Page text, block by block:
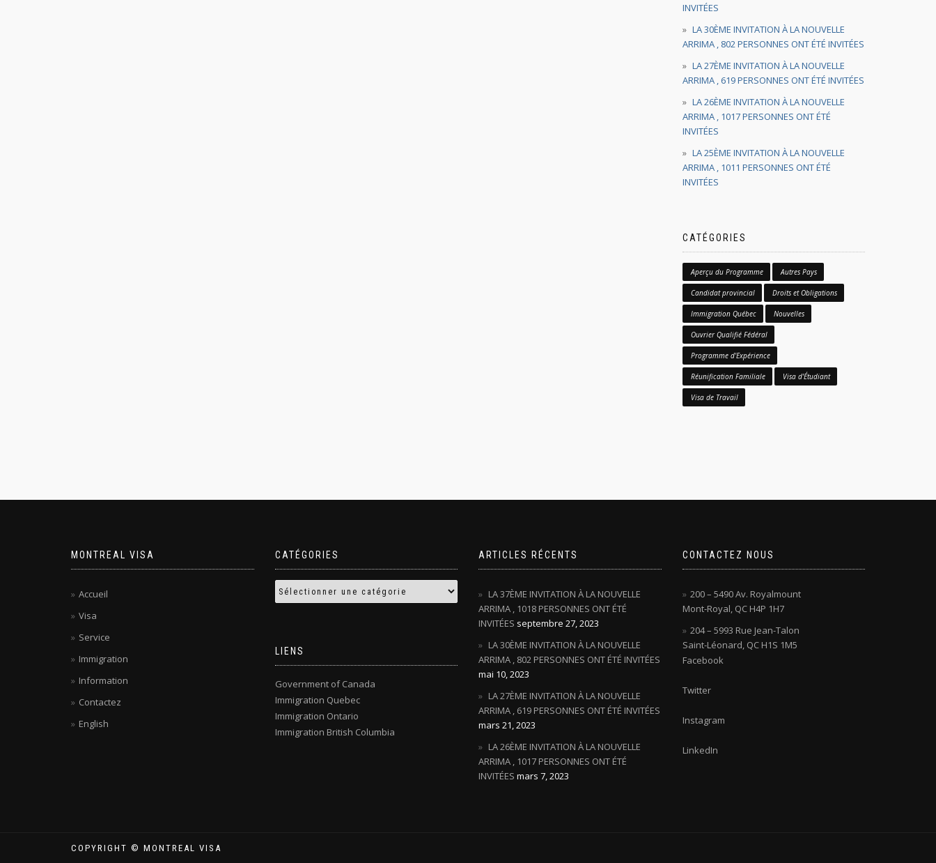
INVITÉES
LA 30ÈME INVITATION À LA NOUVELLE
ARRIMA , 802 PERSONNES ONT ÉTÉ INVITÉES
LA 27ÈME INVITATION À LA NOUVELLE
ARRIMA , 619 PERSONNES ONT ÉTÉ INVITÉES
LA 26ÈME INVITATION À LA NOUVELLE
ARRIMA , 1017 PERSONNES ONT ÉTÉ
INVITÉES
LA 25ÈME INVITATION À LA NOUVELLE
ARRIMA , 1011 PERSONNES ONT ÉTÉ
INVITÉES
CATÉGORIES
Aperçu du Programme Autres Pays
Candidat provincial Droits et Obligations
Immigration Québec Nouvelles
Ouvrier Qualifié Fédéral
Programme d'Expérience
Réunification Familiale Visa d'Étudiant
Visa de Travail
MONTREAL VISA
Accueil
Visa
Service
Immigration
Information
Contactez
English
CATÉGORIES
LIENS
Government of Canada
Immigration Quebec
Immigration Ontario
Immigration British Columbia
ARTICLES RÉCENTS
LA 37ÈME INVITATION À LA NOUVELLE
ARRIMA , 1018 PERSONNES ONT ÉTÉ
INVITÉES septembre 27, 2023
LA 30ÈME INVITATION À LA NOUVELLE
ARRIMA , 802 PERSONNES ONT ÉTÉ INVITÉES
mai 10, 2023
LA 27ÈME INVITATION À LA NOUVELLE
ARRIMA , 619 PERSONNES ONT ÉTÉ INVITÉES
mars 21, 2023
LA 26ÈME INVITATION À LA NOUVELLE
ARRIMA , 1017 PERSONNES ONT ÉTÉ
INVITÉES mars 7, 2023
CONTACTEZ NOUS
200 – 5490 Av. Royalmount
Mont-Royal, QC H4P 1H7
204 – 5993 Rue Jean-Talon
Saint-Léonard, QC H1S 1M5
Facebook
Twitter
Instagram
LinkedIn
COPYRIGHT © MONTREAL VISA